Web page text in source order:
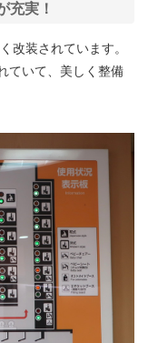
充実！
改装されています。
ていて、美しく整備